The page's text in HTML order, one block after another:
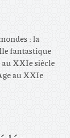
: la
fantastique
XXIe siècle
au XXIe